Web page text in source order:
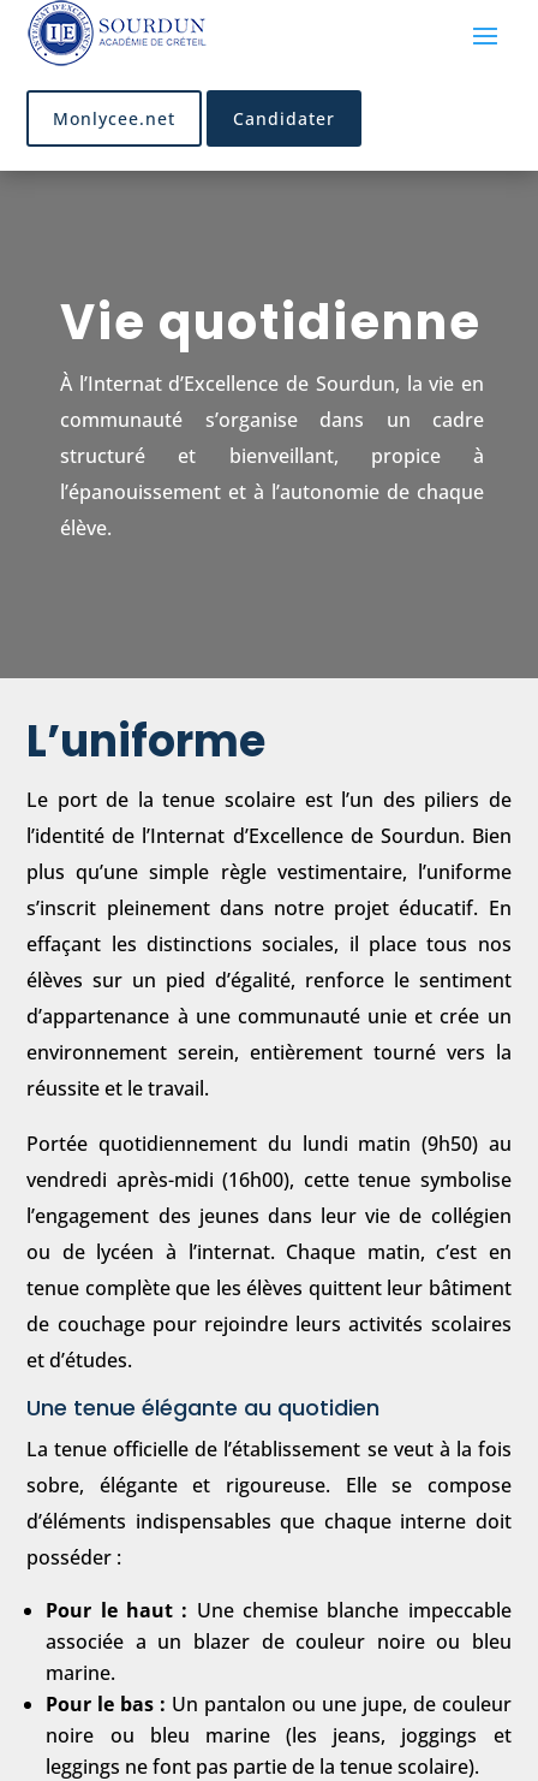
Candidater
Monlycee.net
Vie quotidienne
À l’Internat d’Excellence de Sourdun, la vie en
communauté s’organise dans un cadre
structuré et bienveillant, propice à
l’épanouissement et à l’autonomie de chaque
élève.
L’uniforme
Le port de la tenue scolaire est l’un des piliers de
l’identité de l’Internat d’Excellence de Sourdun. Bien
plus qu’une simple règle vestimentaire, l’uniforme
s’inscrit pleinement dans notre projet éducatif. En
effaçant les distinctions sociales, il place tous nos
élèves sur un pied d’égalité, renforce le sentiment
d’appartenance à une communauté unie et crée un
environnement serein, entièrement tourné vers la
réussite et le travail.
Portée quotidiennement du lundi matin (9h50) au
vendredi après-midi (16h00), cette tenue symbolise
l’engagement des jeunes dans leur vie de collégien
ou de lycéen à l’internat. Chaque matin, c’est en
tenue complète que les élèves quittent leur bâtiment
de couchage pour rejoindre leurs activités scolaires
et d’études.
Une tenue élégante au quotidien
La tenue officielle de l’établissement se veut à la fois
sobre, élégante et rigoureuse. Elle se compose
d’éléments indispensables que chaque interne doit
posséder :
Pour le haut : Une chemise blanche impeccable
associée a un blazer de couleur noire ou bleu
marine.
Pour le bas : Un pantalon ou une jupe, de couleur
noire ou bleu marine (les jeans, joggings et
leggings ne font pas partie de la tenue scolaire).